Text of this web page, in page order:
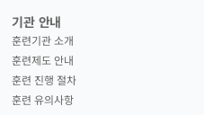
기관 안내
훈련기관 소개
훈련제도 안내
훈련 진행 절차
훈련 유의사항